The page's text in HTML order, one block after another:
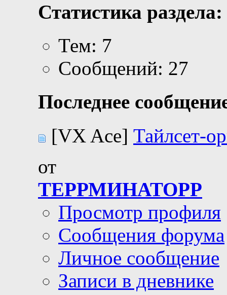
Статистика раздела:
Тем: 7
Сообщений: 27
Последнее
[VX Ace] Тайлсет-
от
ТЕРРМИНАТОРР
Просмотр профиля
Сообщения форума
Личное сообщение
Записи в дневнике